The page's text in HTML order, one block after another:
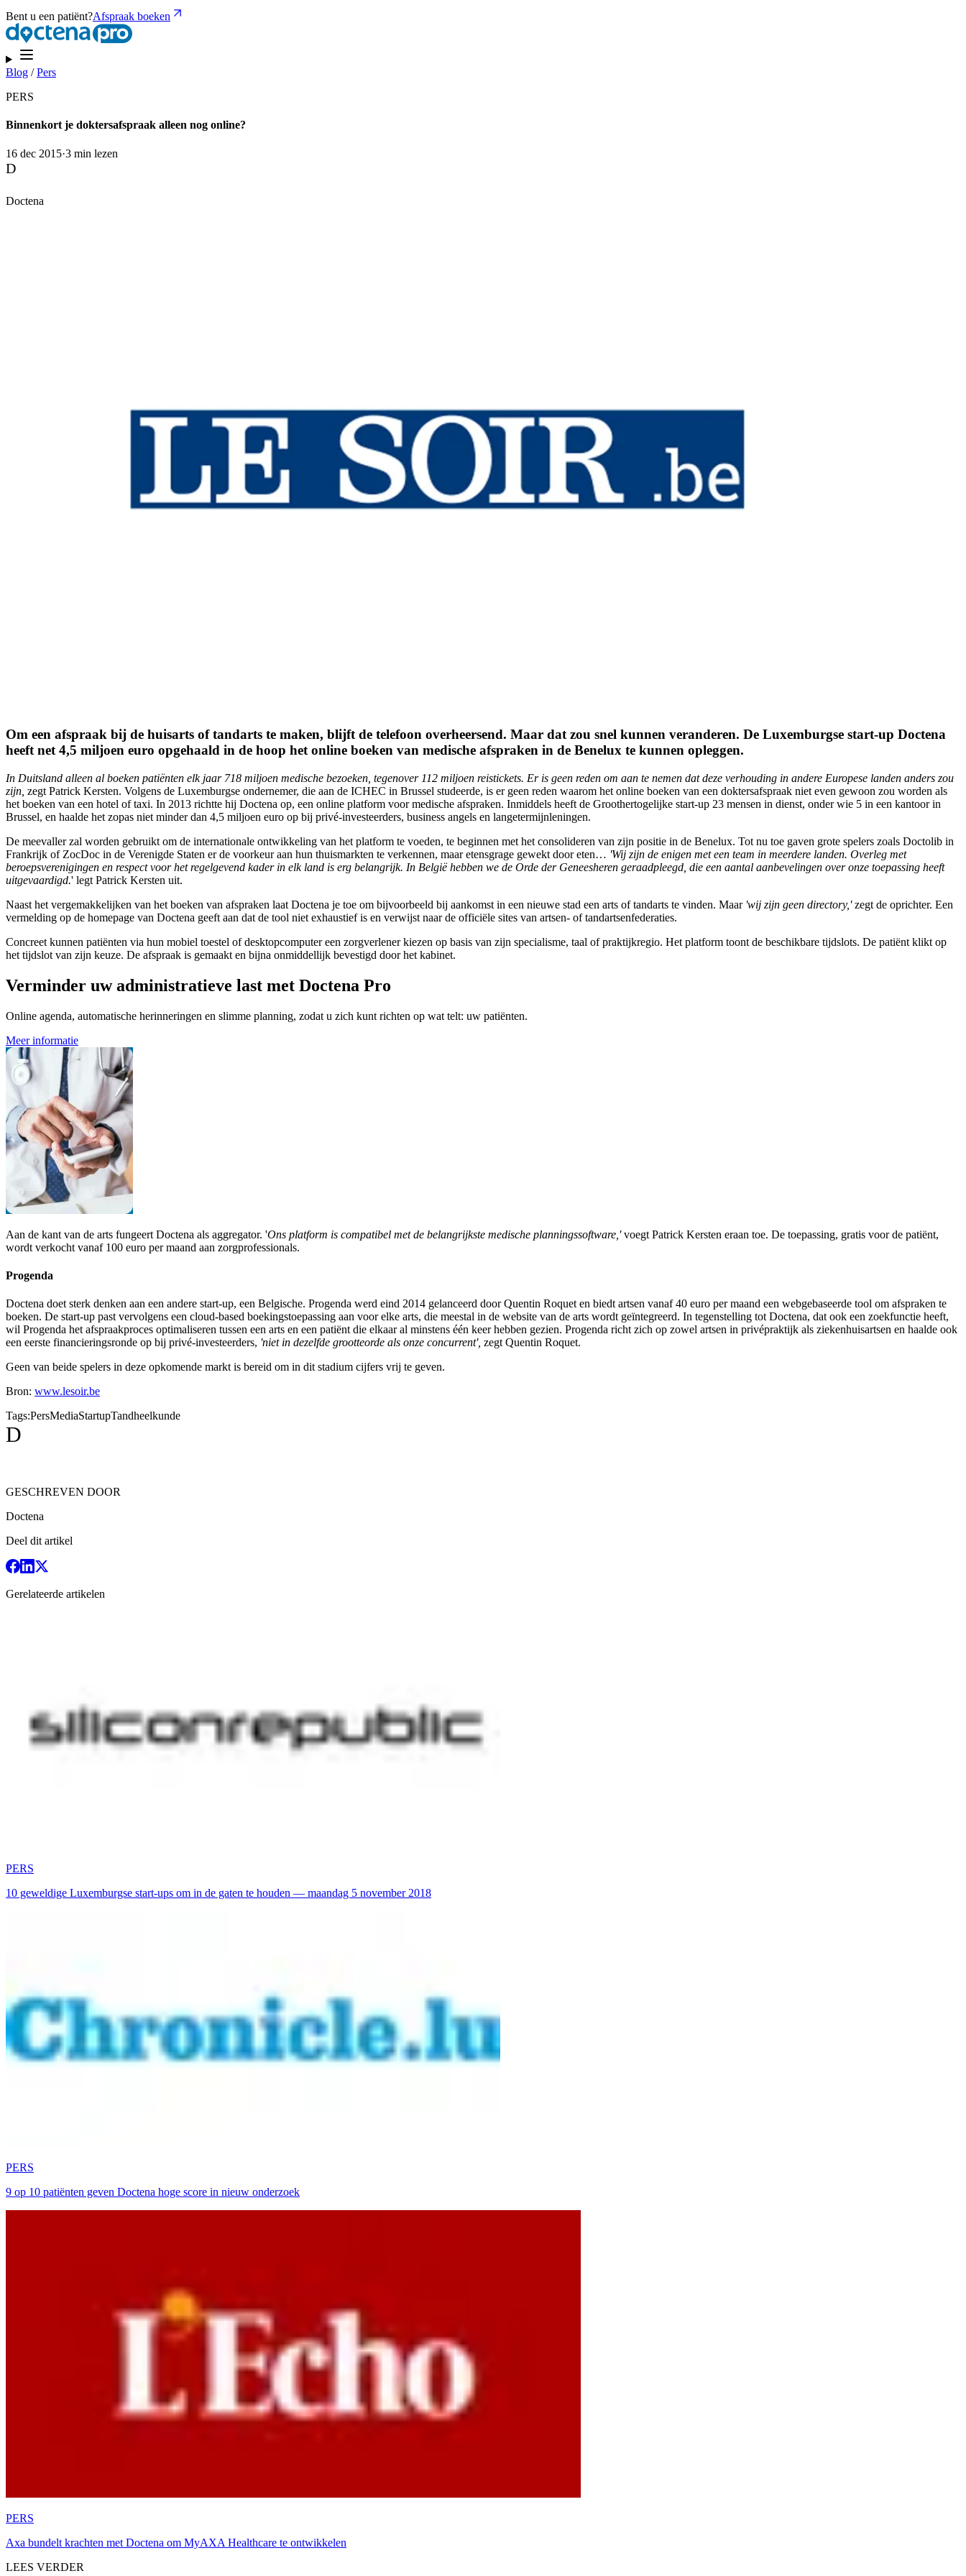
Bent u een patiënt?Afspraak boeken
Blog /Pers
PERS
Binnenkort je doktersafspraak alleen nog online?
16 dec 2015·3 min lezen
D
Doctena
Om een afspraak bij de huisarts of tandarts te maken, blijft de telefoon overheersend. Maar dat zou snel kunnen veranderen. De Luxemburgse start-up Doctena
heeft net 4,5 miljoen euro opgehaald in de hoop het online boeken van medische afspraken in de Benelux te kunnen opleggen.
In Duitsland alleen al boeken patiënten elk jaar 718 miljoen medische bezoeken, tegenover 112 miljoen reistickets. Er is geen reden om aan te nemen dat deze verhouding in andere Europese landen anders zou
zijn, zegt Patrick Kersten. Volgens de Luxemburgse ondernemer, die aan de ICHEC in Brussel studeerde, is er geen reden waarom het online boeken van een doktersafspraak niet even gewoon zou worden als
het boeken van een hotel of taxi. In 2013 richtte hij Doctena op, een online platform voor medische afspraken. Inmiddels heeft de Groothertogelijke start-up 23 mensen in dienst, onder wie 5 in een kantoor in
Brussel, en haalde het zopas niet minder dan 4,5 miljoen euro op bij privé-investeerders, business angels en langetermijnleningen.
De meevaller zal worden gebruikt om de internationale ontwikkeling van het platform te voeden, te beginnen met het consolideren van zijn positie in de Benelux. Tot nu toe gaven grote spelers zoals Doctolib in
Frankrijk of ZocDoc in de Verenigde Staten er de voorkeur aan hun thuismarkten te verkennen, maar etensgrage gewekt door eten… 'Wij zijn de enigen met een team in meerdere landen. Overleg met
beroepsverenigingen en respect voor het regelgevend kader in elk land is erg belangrijk. In België hebben we de Orde der Geneesheren geraadpleegd, die een aantal aanbevelingen over onze toepassing heeft
uitgevaardigd.' legt Patrick Kersten uit.
Naast het vergemakkelijken van het boeken van afspraken laat Doctena je toe om bijvoorbeeld bij aankomst in een nieuwe stad een arts of tandarts te vinden. Maar 'wij zijn geen directory,'zegt de oprichter. Een
vermelding op de homepage van Doctena geeft aan dat de tool niet exhaustief is en verwijst naar de officiële sites van artsen- of tandartsenfederaties.
Concreet kunnen patiënten via hun mobiel toestel of desktopcomputer een zorgverlener kiezen op basis van zijn specialisme, taal of praktijkregio. Het platform toont de beschikbare tijdslots. De patiënt klikt op
het tijdslot van zijn keuze. De afspraak is gemaakt en bijna onmiddellijk bevestigd door het kabinet.
Verminder uw administratieve last met Doctena Pro
Online agenda, automatische herinneringen en slimme planning, zodat u zich kunt richten op wat telt: uw patiënten.
Meer informatie
Aan de kant van de arts fungeert Doctena als aggregator. 'Ons platform is compatibel met de belangrijkste medische planningssoftware,'voegt Patrick Kersten eraan toe. De toepassing, gratis voor de patiënt,
wordt verkocht vanaf 100 euro per maand aan zorgprofessionals.
Progenda
Doctena doet sterk denken aan een andere start-up, een Belgische. Progenda werd eind 2014 gelanceerd door Quentin Roquet en biedt artsen vanaf 40 euro per maand een webgebaseerde tool om afspraken te
boeken. De start-up past vervolgens een cloud-based boekingstoepassing aan voor elke arts, die meestal in de website van de arts wordt geïntegreerd. In tegenstelling tot Doctena, dat ook een zoekfunctie heeft,
wil Progenda het afspraakproces optimaliseren tussen een arts en een patiënt die elkaar al minstens één keer hebben gezien. Progenda richt zich op zowel artsen in privépraktijk als ziekenhuisartsen en haalde ook
een eerste financieringsronde op bij privé-investeerders, 'niet in dezelfde grootteorde als onze concurrent', zegt Quentin Roquet.
Geen van beide spelers in deze opkomende markt is bereid om in dit stadium cijfers vrij te geven.
Bron: www.lesoir.be
Tags:PersMediaStartupTandheelkunde
D
GESCHREVEN DOOR
Doctena
Deel dit artikel
Gerelateerde artikelen
PERS
10 geweldige Luxemburgse start-ups om in de gaten te houden — maandag 5 november 2018
PERS
9 op 10 patiënten geven Doctena hoge score in nieuw onderzoek
PERS
Axa bundelt krachten met Doctena om MyAXA Healthcare te ontwikkelen
LEES VERDER